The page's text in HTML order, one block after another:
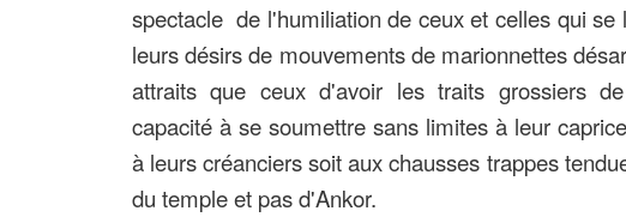
spectacle de l'humiliation de ceux et celles qui se
leurs désirs de mouvements de marionnettes
attraits que ceux d'avoir les traits grossiers
capacité à se soumettre sans limites à leur
à leurs créanciers soit aux chausses trappes
du temple et pas d'Ankor.